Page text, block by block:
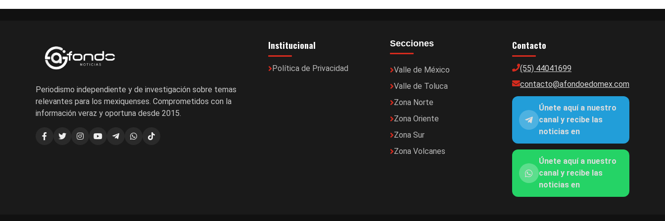
Periodismo independiente y de investigación sobre temas
relevantes para los mexiquenses. Comprometidos con la
información veraz y oportuna desde 2015.
Institucional
Política de Privacidad
Secciones
Valle de México
Valle de Toluca
Zona Norte
Zona Oriente
Zona Sur
Zona Volcanes
Contacto
(55) 44041699
contacto@afondoedomex.com
Únete aquí a nuestro
canal y recibe las
noticias en
Únete aquí a nuestro
canal y recibe las
noticias en